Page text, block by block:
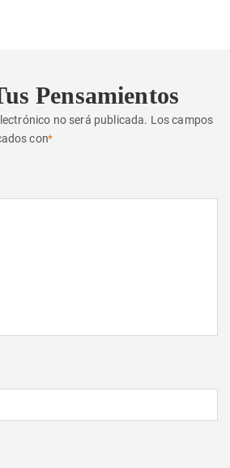
Pensamientos
no será publicada. Los campos
con*